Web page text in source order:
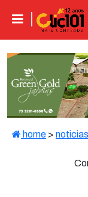
home > noticias